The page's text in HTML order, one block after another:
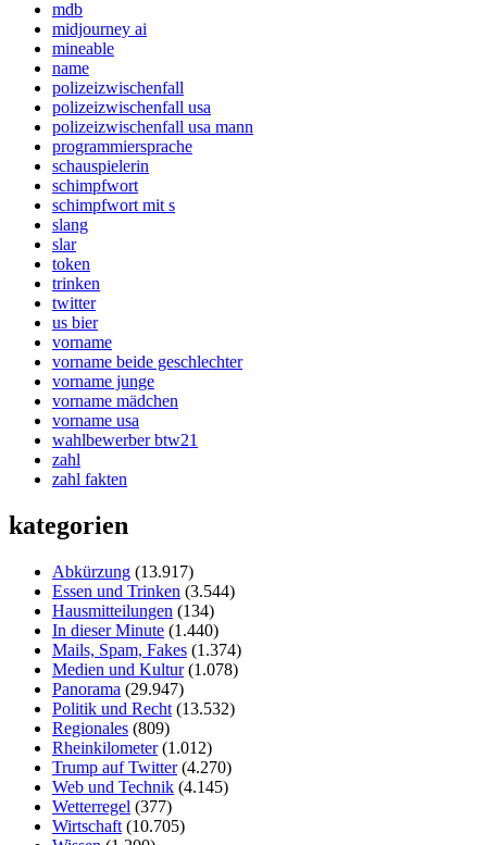
mdb
midjourney ai
mineable
name
polizeizwischenfall
polizeizwischenfall usa
polizeizwischenfall usa mann
programmiersprache
schauspielerin
schimpfwort
schimpfwort mit s
slang
slar
token
trinken
twitter
us bier
vorname
vorname beide geschlechter
vorname junge
vorname mädchen
vorname usa
wahlbewerber btw21
zahl
zahl fakten
kategorien
Abkürzung (13.917)
Essen und Trinken (3.544)
Hausmitteilungen (134)
In dieser Minute (1.440)
Mails, Spam, Fakes (1.374)
Medien und Kultur(1.078)
Panorama (29.947)
Politik und Recht (13.532)
Regionales (809)
Rheinkilometer(1.012)
Trump auf Twitter(4.270)
Web und Technik (4.145)
Wetterregel (377)
Wirtschaft (10.705)